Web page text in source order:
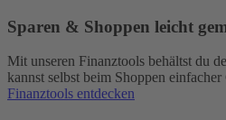
Sparen & Shoppen leicht
Mit unseren Finanztools behältst du
kannst selbst beim Shoppen einfacher
Finanztools entdecken